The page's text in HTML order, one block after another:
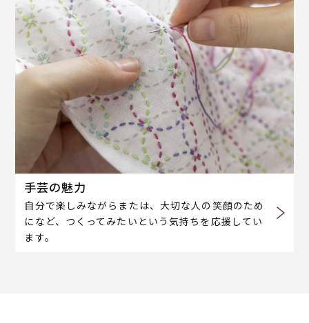
手芸の魅力
自分で楽しみながらまたは、大切な人の笑顔のため
になど、つくってみたいという気持ちを応援してい
ます。